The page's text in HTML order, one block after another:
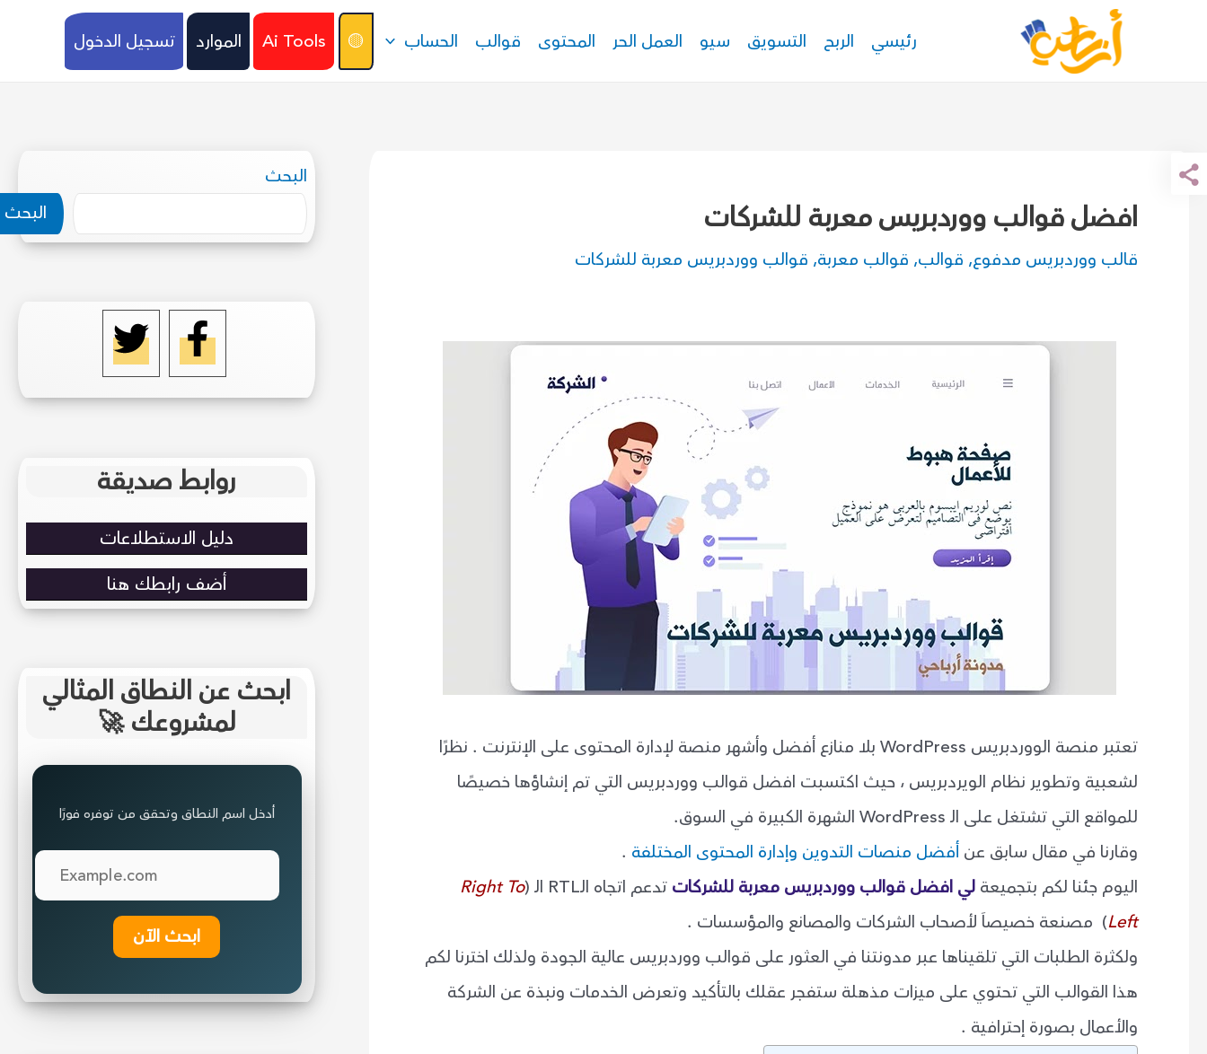
رئيسي الربح التسويق سيو العمل الحر المحتوى قوالب الحساب 🟡
Ai Tools الموارد تسجيل الدخول
افضل قوالب ووردبريس معربة للشركات
قالب ووردبريس مدفوع, قوالب, قوالب معربة, قوالب ووردبريس معربة للشركات
تعتبر منصة الووردبريس WordPress بلا منازع أفضل وأشهر منصة لإدارة المحتوى على الإنترنت . نظرًا
لشعبية وتطوير نظام الويردبريس ، حيث اكتسبت افضل قوالب ووردبريس التي تم إنشاؤها خصيصًا
للمواقع التي تشتغل على الـ WordPress الشهرة الكبيرة في السوق.
وقارنا في مقال سابق عن أفضل منصات التدوين وإدارة المحتوى المختلفة .
اليوم جئنا لكم بتجميعة لي افضل قوالب ووردبريس معربة للشركات تدعم اتجاه الـRTL الـ (
Right To
Left) مصنعة خصيصاَ لأصحاب الشركات والمصانع والمؤسسات .
ولكثرة الطلبات التي تلقيناها عبر مدونتنا في العثور على قوالب ووردبريس عالية الجودة ولذلك اخترنا لكم
هذا القوالب التي تحتوي على ميزات مذهلة ستفجر عقلك بالتأكيد وتعرض الخدمات ونبذة عن الشركة
والأعمال بصورة إحترافية .
البحث
البحث
روابط صديقة
دليل الاستطلاعات
أضف رابطك هنا
ابحث عن النطاق المثالي
لمشروعك 🚀
أدخل اسم النطاق وتحقق من توفره فورًا
ابحث الآن